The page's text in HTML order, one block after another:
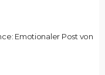
Emotionaler Post von